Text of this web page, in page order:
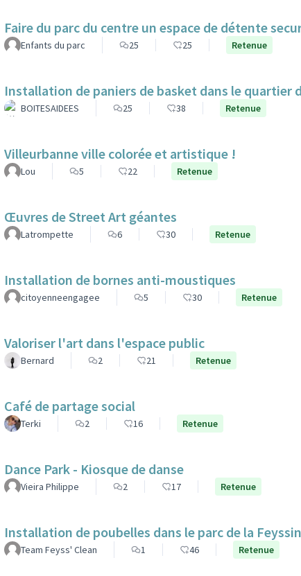
Faire du parc du centre un espace de détente
Enfants du parc 25 25 Retenue
Installation de paniers de basket dans le quartier
BOITESAIDEES 25 38 Retenue
Villeurbanne ville colorée et artistique !
Lou 5 22 Retenue
Œuvres de Street Art géantes
Latrompette 6 30 Retenue
Installation de bornes anti-moustiques
citoyenneengagee 5 30 Retenue
Valoriser l'art dans l'espace public
Bernard 2 21 Retenue
Café de partage social
Terki 2 16 Retenue
Dance Park - Kiosque de danse
Vieira Philippe 2 17 Retenue
Installation de poubelles dans le parc de la
Team Feyss' Clean 1 46 Retenue